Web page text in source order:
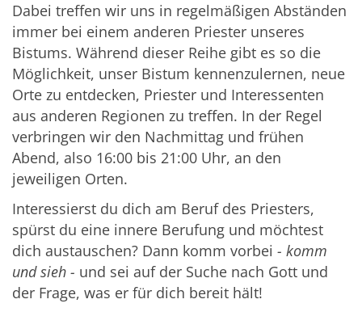
Dabei treffen wir uns in regelmäßigen Abständen
immer bei einem anderen Priester unseres
Bistums. Während dieser Reihe gibt es so die
Möglichkeit, unser Bistum kennenzulernen, neue
Orte zu entdecken, Priester und Interessenten
aus anderen Regionen zu treffen. In der Regel
verbringen wir den Nachmittag und frühen
Abend, also 16:00 bis 21:00 Uhr, an den
jeweiligen Orten.
Interessierst du dich am Beruf des Priesters,
spürst du eine innere Berufung und möchtest
dich austauschen? Dann komm vorbei - komm
und sieh - und sei auf der Suche nach Gott und
der Frage, was er für dich bereit hält!